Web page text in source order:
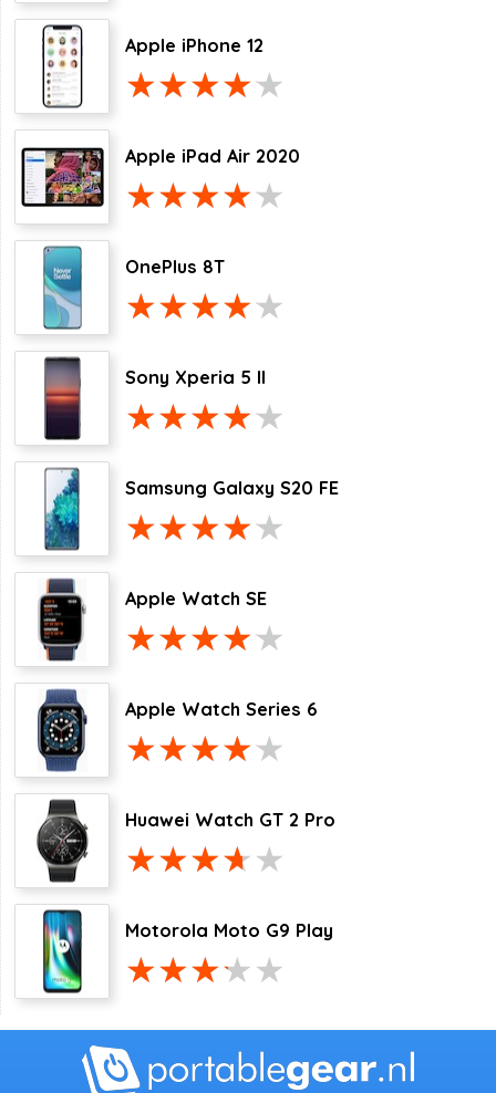
Apple iPhone 12
Apple iPad Air 2020
OnePlus 8T
Sony Xperia 5 II
Samsung Galaxy S20 FE
Apple Watch SE
Apple Watch Series 6
Huawei Watch GT 2 Pro
Motorola Moto G9 Play